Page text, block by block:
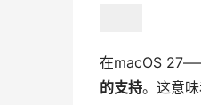
在macOS
的支持。这意